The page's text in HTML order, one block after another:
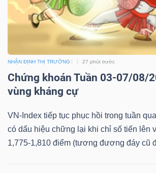
NHẬN ĐỊNH THỊ TRƯỜNG 27 phút trước
Chứng khoán Tuần 03-07/08/
vùng kháng cự
VN-Index tiếp tục phục hồi trong tuần
có dấu hiệu chững lại khi chỉ số tiến lên
1,775-1,810 điểm (tương đương đáy cũ